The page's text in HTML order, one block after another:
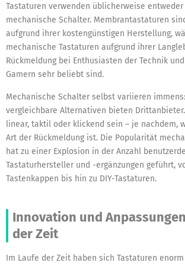
Tastaturen verwenden üblicherweise
mechanische Schalter. Membrantastaturen
aufgrund ihrer kostengünstigen Herstellung,
mechanische Tastaturen aufgrund ihrer
Rückmeldung bei Enthusiasten der Technik
Gamern sehr beliebt sind.
Mechanische Schalter selbst variieren
vergleichbare Alternativen bieten
linear, taktil oder klickend sein – je nachdem,
Art der Rückmeldung ist. Die Popularität
hat zu einer Explosion in der Anzahl
Tastaturhersteller und -ergänzungen geführt,
Tastenkappen bis hin zu DIY-Tastaturen.
Innovation und
der Zeit
Im Laufe der Zeit haben sich Tastaturen enorm